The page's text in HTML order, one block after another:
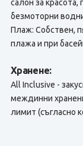
салон за
безмоторни
Плаж: Собствен,
плажа и при
Хранене:
All Inclusive -
междинни
лимит (съгласно